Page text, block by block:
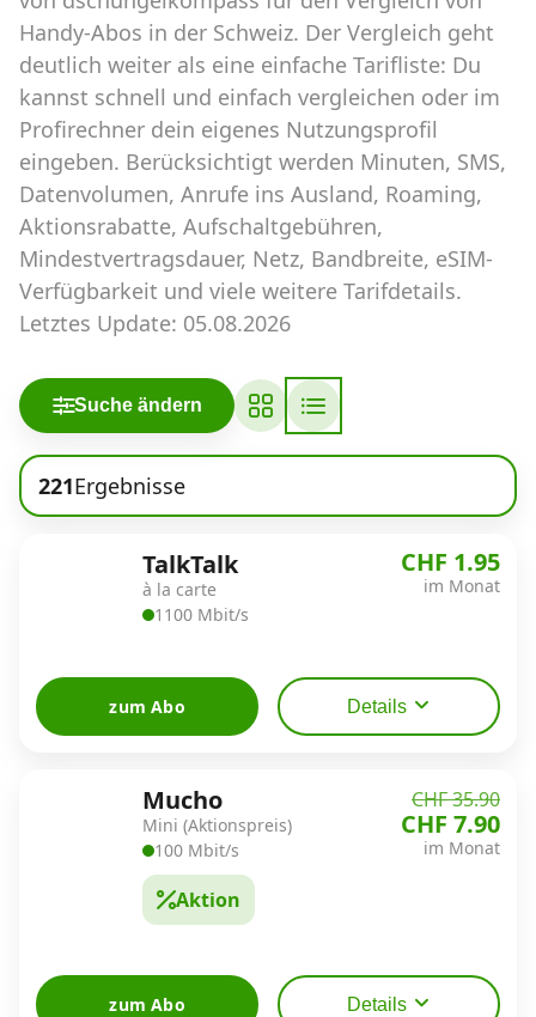
Abos für Tablets, Hotspots und Smart
Watches
Tarifrechner Handy-Abo
Der gute alte Tarifrechner im neuen Design
Infos
Alle Anbieter
Mobilfunknetz Schweiz
Handy-Abo-Aktionen
wechseln
Alle Mobile-Vergleiche
Kombi-Angebote
Handy-Abos in der Schweiz. Der Vergleich geht
deutlich weiter als eine einfache Tarifliste: Du
kannst schnell und einfach vergleichen oder im
Profirechner dein eigenes Nutzungsprofil
eingeben. Berücksichtigt werden Minuten, SMS,
Datenvolumen, Anrufe ins Ausland, Roaming,
Aktionsrabatte, Aufschaltgebühren,
Mindestvertragsdauer, Netz, Bandbreite, eSIM-
Verfügbarkeit und viele weitere Tarifdetails.
Letztes Update: 05.08.2026
Suche ändern
221Ergebnisse
TalkTalk
à la carte
1100 Mbit/s
CHF 1.95
im Monat
zum Abo Details
Mucho
Mini (Aktionspreis)
100 Mbit/s
Aktion
CHF 35.90
CHF 7.90
im Monat
zum Abo Details